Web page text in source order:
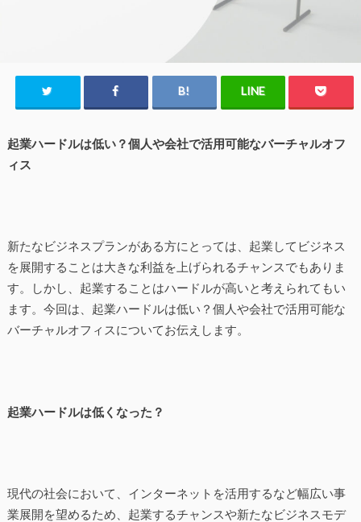
起業ハードルは低い？個人や会社で活用可能なバーチャルオフ
ィス
新たなビジネスプランがある方にとっては、起業してビジネス
を展開することは大きな利益を上げられるチャンスでもありま
す。しかし、起業することはハードルが高いと考えられてもい
ます。今回は、起業ハードルは低い？個人や会社で活用可能な
バーチャルオフィスについてお伝えします。
起業ハードルは低くなった？
現代の社会において、インターネットを活用するなど幅広い事
業展開を望めるため、起業するチャンスや新たなビジネスモデ